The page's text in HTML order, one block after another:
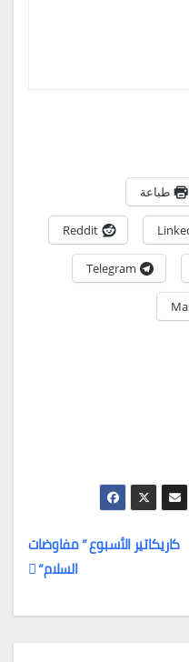
طباعة
Reddit
Telegram
كاريكاتير الأسبوع ” مفاوضات
السلام”